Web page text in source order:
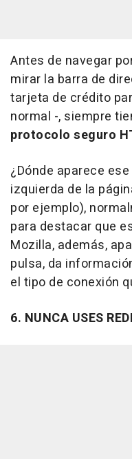
Antes de navegar
mirar la barra de
tarjeta de crédito
normal -, siempre
protocolo seguro
¿Dónde aparece
izquierda de la
por ejemplo),
para destacar que
Mozilla, además,
pulsa, da
el tipo de conexión
6. NUNCA USES